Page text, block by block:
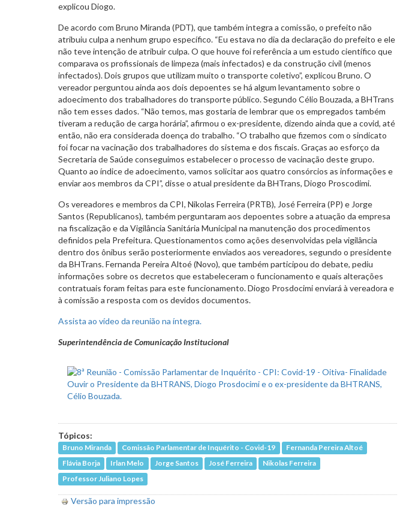
explicou Diogo.
De acordo com Bruno Miranda (PDT), que também integra a comissão, o prefeito não
atribuiu culpa a nenhum grupo específico. “Eu estava no dia da declaração do prefeito e ele
não teve intenção de atribuir culpa. O que houve foi referência a um estudo científico que
comparava os profissionais de limpeza (mais infectados) e da construção civil (menos
infectados). Dois grupos que utilizam muito o transporte coletivo”, explicou Bruno. O
vereador perguntou ainda aos dois depoentes se há algum levantamento sobre o
adoecimento dos trabalhadores do transporte público. Segundo Célio Bouzada, a BHTrans
não tem esses dados. “Não temos, mas gostaria de lembrar que os empregados também
tiveram a redução de carga horária”, afirmou o ex-presidente, dizendo ainda que a covid, até
então, não era considerada doença do trabalho. “O trabalho que fizemos com o sindicato
foi focar na vacinação dos trabalhadores do sistema e dos fiscais. Graças ao esforço da
Secretaria de Saúde conseguimos estabelecer o processo de vacinação deste grupo.
Quanto ao índice de adoecimento, vamos solicitar aos quatro consórcios as informações e
enviar aos membros da CPI”, disse o atual presidente da BHTrans, Diogo Proscodimi.
Os vereadores e membros da CPI, Nikolas Ferreira (PRTB), José Ferreira (PP) e Jorge
Santos (Republicanos), também perguntaram aos depoentes sobre a atuação da empresa
na fiscalização e da Vigilância Sanitária Municipal na manutenção dos procedimentos
definidos pela Prefeitura. Questionamentos como ações desenvolvidas pela vigilância
dentro dos ônibus serão posteriormente enviados aos vereadores, segundo o presidente
da BHTrans. Fernanda Pereira Altoé (Novo), que também participou do debate, pediu
informações sobre os decretos que estabeleceram o funcionamento e quais alterações
contratuais foram feitas para este funcionamento. Diogo Prosdocimi enviará à vereadora e
à comissão a resposta com os devidos documentos.
Assista ao vídeo da reunião na íntegra.
Superintendência de Comunicação Institucional
Tópicos:
Bruno Miranda Comissão Parlamentar de Inquérito - Covid-19
Fernanda Pereira Altoé
Flávia Borja
Irlan Melo Jorge Santos José Ferreira
Nikolas Ferreira
Professor Juliano Lopes
Versão para impressão